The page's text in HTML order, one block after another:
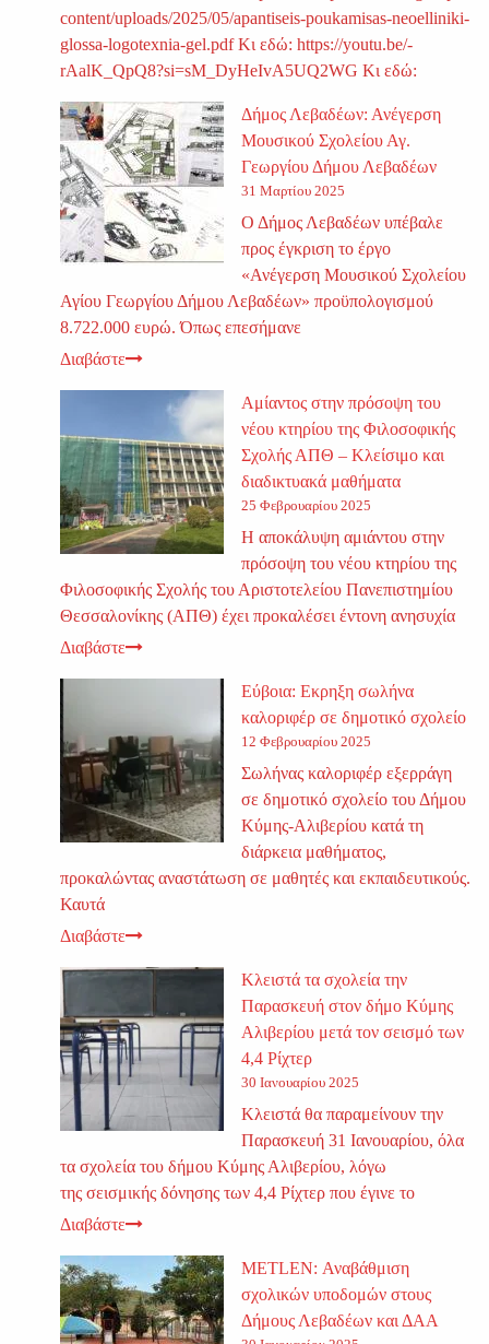
content/uploads/2025/05/apantiseis-poukamisas-neoelliniki-
glossa-logotexnia-gel.pdf Κι εδώ: https://youtu.be/-
rAalK_QpQ8?si=sM_DyHeIvA5UQ2WG Κι εδώ:
Δήμος Λεβαδέων: Ανέγερση
Μουσικού Σχολείου Αγ.
Γεωργίου Δήμου Λεβαδέων
31 Μαρτίου 2025
Ο Δήμος Λεβαδέων υπέβαλε
προς έγκριση το έργο
«Ανέγερση Μουσικού Σχολείου
Αγίου Γεωργίου Δήμου Λεβαδέων» προϋπολογισμού
8.722.000 ευρώ. Όπως επεσήμανε
Διαβάστε
Αμίαντος στην πρόσοψη του
νέου κτηρίου της Φιλοσοφικής
Σχολής ΑΠΘ – Κλείσιμο και
διαδικτυακά μαθήματα
25 Φεβρουαρίου 2025
Η αποκάλυψη αμιάντου στην
πρόσοψη του νέου κτηρίου της
Φιλοσοφικής Σχολής του Αριστοτελείου Πανεπιστημίου
Θεσσαλονίκης (ΑΠΘ) έχει προκαλέσει έντονη ανησυχία
Διαβάστε
Εύβοια: Εκρηξη σωλήνα
καλοριφέρ σε δημοτικό σχολείο
12 Φεβρουαρίου 2025
Σωλήνας καλοριφέρ εξερράγη
σε δημοτικό σχολείο του Δήμου
Κύμης-Αλιβερίου κατά τη
διάρκεια μαθήματος,
προκαλώντας αναστάτωση σε μαθητές και εκπαιδευτικούς.
Καυτά
Διαβάστε
Κλειστά τα σχολεία την
Παρασκευή στον δήμο Κύμης
Αλιβερίου μετά τον σεισμό των
4,4 Ρίχτερ
30 Ιανουαρίου 2025
Κλειστά θα παραμείνουν την
Παρασκευή 31 Ιανουαρίου, όλα
τα σχολεία του δήμου Κύμης Αλιβερίου, λόγω
της σεισμικής δόνησης των 4,4 Ρίχτερ που έγινε το
Διαβάστε
METLEN: Αναβάθμιση
σχολικών υποδομών στους
Δήμους Λεβαδέων και ΔΑΑ